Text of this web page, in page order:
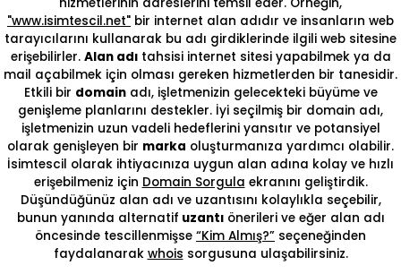
hizmetlerinin adreslerini temsil eder. Örneğin,
"www.isimtescil.net" bir internet alan adıdır ve insanların web
tarayıcılarını kullanarak bu adı girdiklerinde ilgili web sitesine
erişebilirler. Alan adıtahsisi internet sitesi yapabilmek ya da
mail açabilmek için olması gereken hizmetlerden bir tanesidir.
Etkili bir domainadı, işletmenizin gelecekteki büyüme ve
genişleme planlarını destekler. İyi seçilmiş bir domain adı,
işletmenizin uzun vadeli hedeflerini yansıtır ve potansiyel
olarak genişleyen bir marka oluşturmanıza yardımcı olabilir.
İsimtescil olarak ihtiyacınıza uygun alan adına kolay ve hızlı
erişebilmeniz için Domain Sorgula ekranını geliştirdik.
Düşündüğünüz alan adı ve uzantısını kolaylıkla seçebilir,
bunun yanında alternatif uzantıönerileri ve eğer alan adı
öncesinde tescillenmişse “Kim Almış?” seçeneğinden
faydalanarak whois sorgusuna ulaşabilirsiniz.